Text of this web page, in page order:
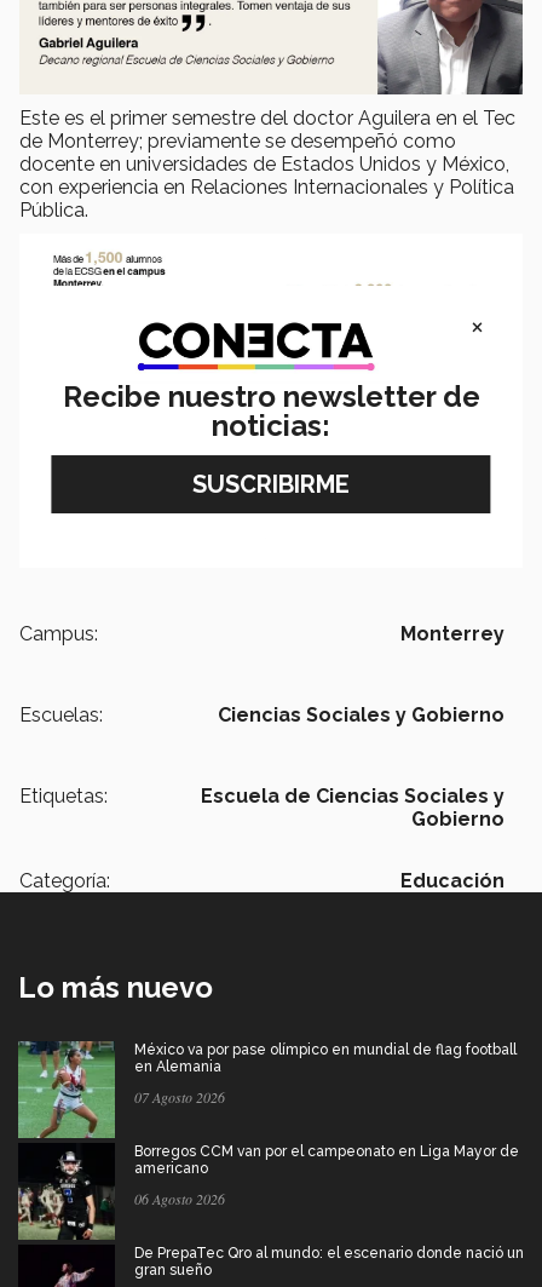
Este es el primer semestre del doctor Aguilera en el Tec
de Monterrey; previamente se desempeñó como
docente en universidades de Estados Unidos y México,
con experiencia en Relaciones Internacionales y Política
Pública.
Campus: Monterrey
Escuelas: Ciencias Sociales y Gobierno
Etiquetas:
Escuela de Ciencias Sociales y
Gobierno
Categoría: Educación
Lo más nuevo
México va por pase olímpico en mundial de flag football
en Alemania
07 Agosto 2026
Borregos CCM van por el campeonato en Liga Mayor de
americano
06 Agosto 2026
De PrepaTec Qro al mundo: el escenario donde nació un
gran sueño
×
Recibe nuestro newsletter de
noticias: